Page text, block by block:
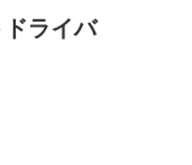
ライバ